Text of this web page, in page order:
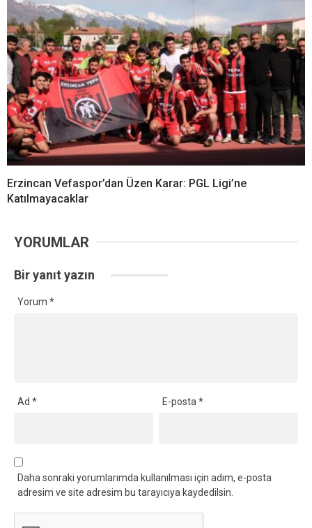
Erzincan Vefaspor’dan Üzen Karar: PGL Ligi’ne
Katılmayacaklar
YORUMLAR
Bir yanıt yazın
Yorum *
Ad * E-posta*
Daha sonraki yorumlarımda kullanılması için adım, e-posta
adresim ve site adresim bu tarayıcıya kaydedilsin.